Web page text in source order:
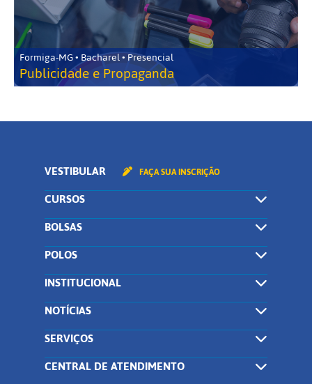
Formiga-MG • Bacharel • Presencial
Publicidade e Propaganda
VESTIBULAR FAÇA SUA INSCRIÇÃO
CURSOS
BOLSAS
POLOS
INSTITUCIONAL
NOTÍCIAS
SERVIÇOS
CENTRAL DE ATENDIMENTO